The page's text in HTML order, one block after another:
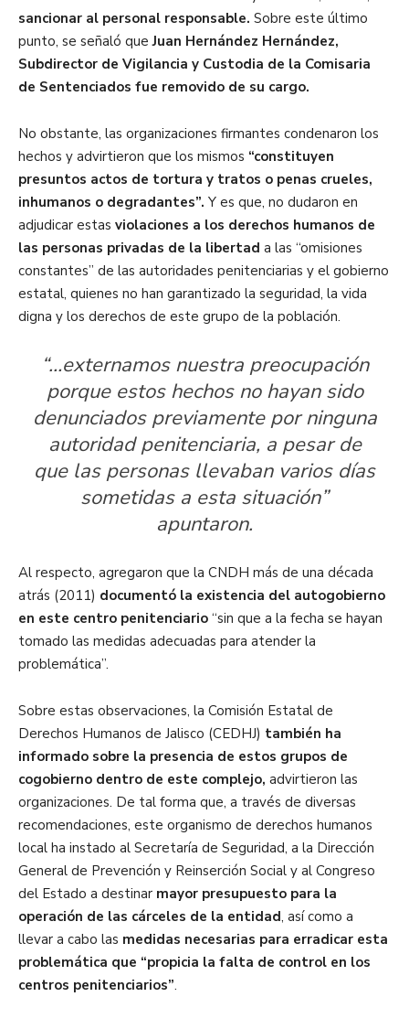
sancionar al personal responsable. Sobre este último
punto, se señaló queJuan Hernández Hernández,
Subdirector de Vigilancia y Custodia de la Comisaria
de Sentenciados fue removido de su cargo.
No obstante, las organizaciones firmantes condenaron los
hechos y advirtieron que los mismos “constituyen
presuntos actos de tortura y tratos o penas crueles,
inhumanos o degradantes”. Y es que, no dudaron en
adjudicar estas violaciones a los derechos humanos de
las personas privadas de la libertad a las “omisiones
constantes” de las autoridades penitenciarias y el gobierno
estatal, quienes no han garantizado la seguridad, la vida
digna y los derechos de este grupo de la población.
“…externamos nuestra preocupación
porque estos hechos no hayan sido
denunciados previamente por ninguna
autoridad penitenciaria, a pesar de
que las personas llevaban varios días
sometidas a esta situación”
apuntaron.
Al respecto, agregaron que la CNDH más de una década
atrás (2011) documentó la existencia del autogobierno
en este centro penitenciario “sin que a la fecha se hayan
tomado las medidas adecuadas para atender la
problemática”.
Sobre estas observaciones, la Comisión Estatal de
Derechos Humanos de Jalisco (CEDHJ) también ha
informado sobre la presencia de estos grupos de
cogobierno dentro de este complejo, advirtieron las
organizaciones. De tal forma que, a través de diversas
recomendaciones, este organismo de derechos humanos
local ha instado al Secretaría de Seguridad, a la Dirección
General de Prevención y Reinserción Social y al Congreso
del Estado a destinar mayor presupuesto para la
operación de las cárceles de la entidad, así como a
llevar a cabo las medidas necesarias para erradicar esta
problemática que “propicia la falta de control en los
centros penitenciarios”.